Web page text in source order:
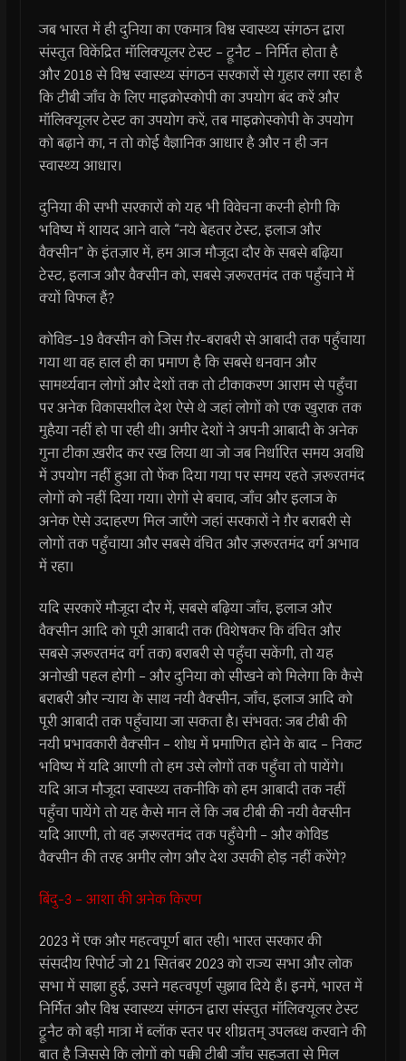
जब भारत में ही दुनिया का एकमात्र विश्व स्वास्थ्य संगठन द्वारा
संस्तुत विकेंद्रित मॉलिक्यूलर टेस्ट – ट्रूनैट – निर्मित होता है
और 2018 से विश्व स्वास्थ्य संगठन सरकारों से गुहार लगा रहा है
कि टीबी जाँच के लिए माइक्रोस्कोपी का उपयोग बंद करें और
मॉलिक्यूलर टेस्ट का उपयोग करें, तब माइक्रोस्कोपी के उपयोग
को बढ़ाने का, न तो कोई वैज्ञानिक आधार है और न ही जन
स्वास्थ्य आधार।
दुनिया की सभी सरकारों को यह भी विवेचना करनी होगी कि
भविष्य में शायद आने वाले “नये बेहतर टेस्ट, इलाज और
वैक्सीन” के इंतज़ार में, हम आज मौजूदा दौर के सबसे बढ़िया
टेस्ट, इलाज और वैक्सीन को, सबसे ज़रूरतमंद तक पहुँचाने में
क्यों विफल हैं?
कोविड-19 वैक्सीन को जिस ग़ैर-बराबरी से आबादी तक पहुँचाया
गया था वह हाल ही का प्रमाण है कि सबसे धनवान और
सामर्थ्यवान लोगों और देशों तक तो टीकाकरण आराम से पहुँचा
पर अनेक विकासशील देश ऐसे थे जहां लोगों को एक खुराक तक
मुहैया नहीं हो पा रही थी। अमीर देशों ने अपनी आबादी के अनेक
गुना टीका ख़रीद कर रख लिया था जो जब निर्धारित समय अवधि
में उपयोग नहीं हुआ तो फेंक दिया गया पर समय रहते ज़रूरतमंद
लोगों को नहीं दिया गया। रोगों से बचाव, जाँच और इलाज के
अनेक ऐसे उदाहरण मिल जाएँगे जहां सरकारों ने ग़ैर बराबरी से
लोगों तक पहुँचाया और सबसे वंचित और ज़रूरतमंद वर्ग अभाव
में रहा।
यदि सरकारें मौजूदा दौर में, सबसे बढ़िया जाँच, इलाज और
वैक्सीन आदि को पूरी आबादी तक (विशेषकर कि वंचित और
सबसे ज़रूरतमंद वर्ग तक) बराबरी से पहुँचा सकेंगी, तो यह
अनोखी पहल होगी – और दुनिया को सीखने को मिलेगा कि कैसे
बराबरी और न्याय के साथ नयी वैक्सीन, जाँच, इलाज आदि को
पूरी आबादी तक पहुँचाया जा सकता है। संभवत: जब टीबी की
नयी प्रभावकारी वैक्सीन – शोध में प्रमाणित होने के बाद – निकट
भविष्य में यदि आएगी तो हम उसे लोगों तक पहुँचा तो पायेंगे।
यदि आज मौजूदा स्वास्थ्य तकनीकि को हम आबादी तक नहीं
पहुँचा पायेंगे तो यह कैसे मान लें कि जब टीबी की नयी वैक्सीन
यदि आएगी, तो वह ज़रूरतमंद तक पहुँचेगी – और कोविड
वैक्सीन की तरह अमीर लोग और देश उसकी होड़ नहीं करेंगे?
बिंदु-3 – आशा की अनेक किरण
2023 में एक और महत्वपूर्ण बात रही। भारत सरकार की
संसदीय रिपोर्ट जो 21 सितंबर 2023 को राज्य सभा और लोक
सभा में साझा हुई, उसने महत्वपूर्ण सुझाव दिये हैं। इनमें, भारत में
निर्मित और विश्व स्वास्थ्य संगठन द्वारा संस्तुत मॉलिक्यूलर टेस्ट
ट्रूनैट को बड़ी मात्रा में ब्लॉक स्तर पर शीघ्रतम् उपलब्ध करवाने की
बात है जिससे कि लोगों को पक्की टीबी जाँच सहजता से मिल